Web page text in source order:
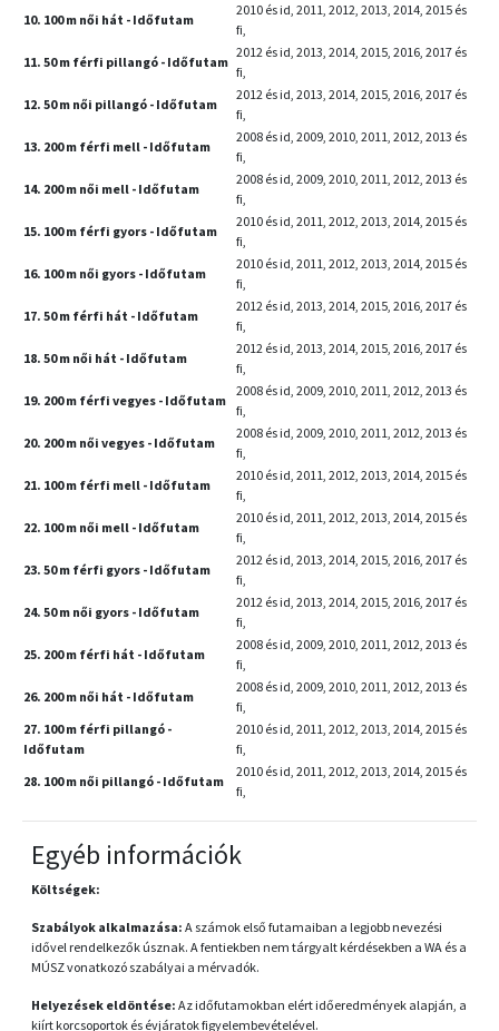
10. 100 m női hát - Időfutam
2010 és id, 2011, 2012, 2013, 2014, 2015 és
fi,
11. 50 m férfi pillangó - Időfutam
2012 és id, 2013, 2014, 2015, 2016, 2017 és
fi,
12. 50 m női pillangó - Időfutam
2012 és id, 2013, 2014, 2015, 2016, 2017 és
fi,
13. 200 m férfi mell - Időfutam
2008 és id, 2009, 2010, 2011, 2012, 2013 és
fi,
14. 200 m női mell - Időfutam
2008 és id, 2009, 2010, 2011, 2012, 2013 és
fi,
15. 100 m férfi gyors - Időfutam
2010 és id, 2011, 2012, 2013, 2014, 2015 és
fi,
16. 100 m női gyors - Időfutam
2010 és id, 2011, 2012, 2013, 2014, 2015 és
fi,
17. 50 m férfi hát - Időfutam
2012 és id, 2013, 2014, 2015, 2016, 2017 és
fi,
18. 50 m női hát - Időfutam
2012 és id, 2013, 2014, 2015, 2016, 2017 és
fi,
19. 200 m férfi vegyes - Időfutam
2008 és id, 2009, 2010, 2011, 2012, 2013 és
fi,
20. 200 m női vegyes - Időfutam
2008 és id, 2009, 2010, 2011, 2012, 2013 és
fi,
21. 100 m férfi mell - Időfutam
2010 és id, 2011, 2012, 2013, 2014, 2015 és
fi,
22. 100 m női mell - Időfutam
2010 és id, 2011, 2012, 2013, 2014, 2015 és
fi,
23. 50 m férfi gyors - Időfutam
2012 és id, 2013, 2014, 2015, 2016, 2017 és
fi,
24. 50 m női gyors - Időfutam
2012 és id, 2013, 2014, 2015, 2016, 2017 és
fi,
25. 200 m férfi hát - Időfutam
2008 és id, 2009, 2010, 2011, 2012, 2013 és
fi,
26. 200 m női hát - Időfutam
2008 és id, 2009, 2010, 2011, 2012, 2013 és
fi,
27. 100 m férfi pillangó -
Időfutam
2010 és id, 2011, 2012, 2013, 2014, 2015 és
fi,
28. 100 m női pillangó - Időfutam
2010 és id, 2011, 2012, 2013, 2014, 2015 és
fi,
Egyéb információk
Költségek:
Szabályok alkalmazása: A számok első futamaiban a legjobb nevezési
idővel rendelkezők úsznak. A fentiekben nem tárgyalt kérdésekben a WA és a
MÚSZ vonatkozó szabályai a mérvadók.
Helyezések eldöntése: Az időfutamokban elért időeredmények alapján, a
kiírt korcsoportok és évjáratok figyelembevételével.